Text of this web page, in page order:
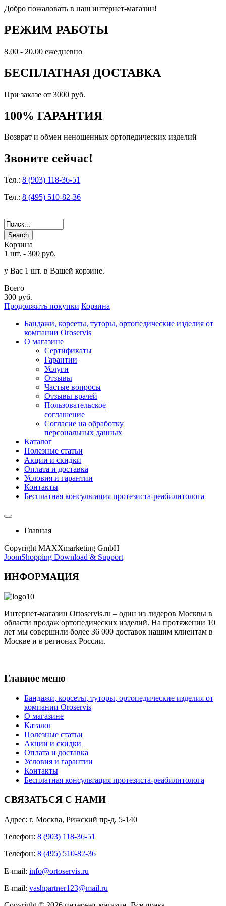
Добро пожаловать в наш интернет-магазин!
РЕЖИМ РАБОТЫ
8.00 - 20.00 ежедневно
БЕСПЛАТНАЯ ДОСТАВКА
При заказе от 3000 руб.
100% ГАРАНТИЯ
Возврат и обмен неношенных ортопедических изделий
Звоните сейчас!
Тел.: 8 (903) 118-36-51
Тел.: 8 (495) 510-82-36
Search
Корзина
1 шт. - 300 руб.
у Вас 1 шт. в Вашей корзине.
Всего
300 руб.
Продолжить покупки Корзина
Бандажи, корсеты, туторы, ортопедические изделия от
компании Oroservis
О магазине
Сертификаты
Гарантии
Услуги
Отзывы
Частые вопросы
Отзывы врачей
Пользовательское
соглашение
Согласие на обработку
персональных данных
Каталог
Полезные статьи
Акции и скидки
Оплата и доставка
Условия и гарантии
Контакты
Бесплатная консультация протезиста-реабилитолога
Главная
Copyright MAXXmarketing GmbH
JoomShopping Download & Support
ИНФОРМАЦИЯ
Интернет-магазин Ortoservis.ru – один из лидеров Москвы в
области продаж ортопедических изделий. На протяжении 10
лет мы совершили более 36 000 доставок нашим клиентам в
Москве и в регионах России.
Главное меню
Бандажи, корсеты, туторы, ортопедические изделия от
компании Oroservis
О магазине
Каталог
Полезные статьи
Акции и скидки
Оплата и доставка
Условия и гарантии
Контакты
Бесплатная консультация протезиста-реабилитолога
СВЯЗАТЬСЯ С НАМИ
Адрес: г. Москва, Рижский пр-д, 5-140
Телефон: 8 (903) 118-36-51
Телефон: 8 (495) 510-82-36
E-mail: info@ortoservis.ru
E-mail: vashpartner123@mail.ru